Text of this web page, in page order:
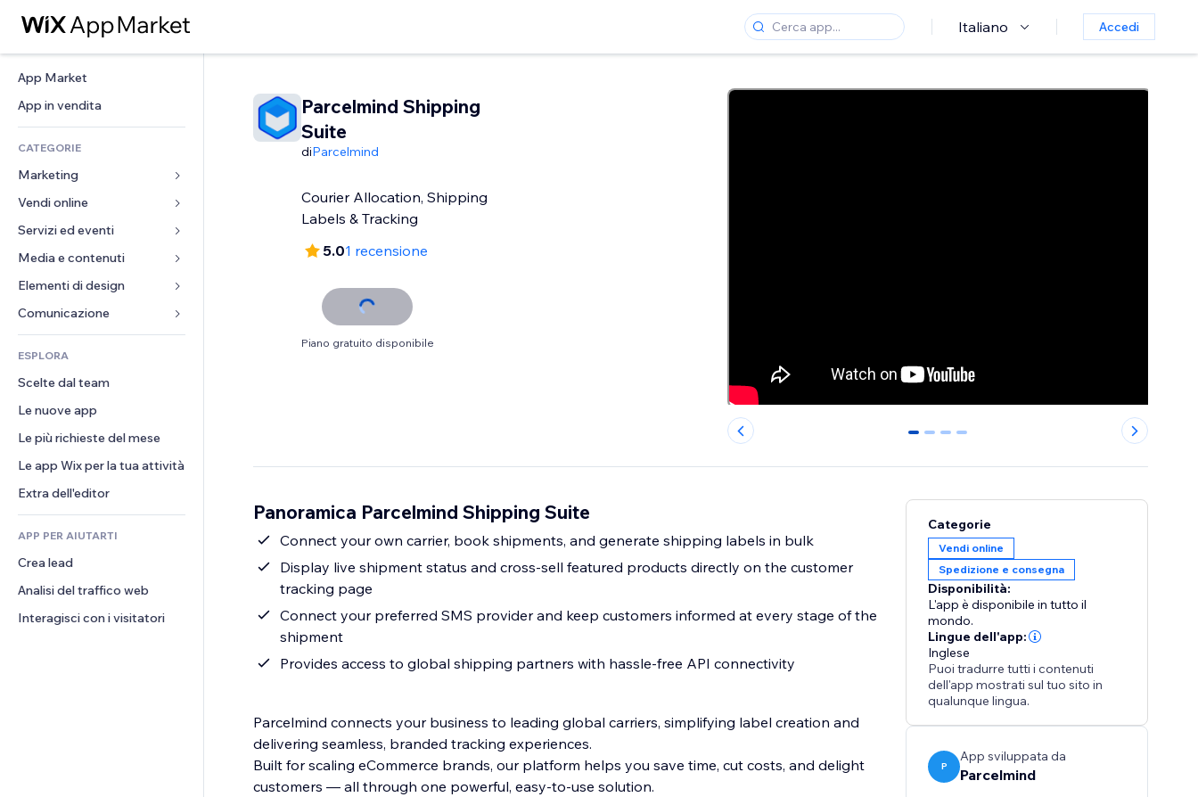
Italiano Accedi
App Market
App in vendita
CATEGORIE
Marketing
Inserzioni
Mobile
Dati analitici
Inserzioni sito
Email
Vendi online
App per Stores
Spedizione e consegna
Tasti Vendi
Amministrazione
Buoni e programmi fedeltà
Servizi ed eventi
Hotel
Eventi
Ristoranti
Immobiliare
Prenotazioni
Media e contenuti
Galleria
Musica
Podcast
Fotografia
Video
PDF
Condivisione file
Elementi di design
Mappe e navigazione
Privacy e sicurezza
Orologio
Template per pagine
Effetti immagine
Tasti e menu
Banner e badge
Calcolatrici
Cerca
Meteo
Grafici e tabelle
Moduli
Sondaggi
Chat
Commenti
Telefono
Community
Recensioni e testimonial
CRM
ESPLORA
Scelte dal team
Le nuove app
Le più richieste del mese
Le app Wix per la tua attività
Extra dell'editor
APP PER AIUTARTI
Crea lead
Analisi del traffico web
Interagisci con i visitatori
Parcelmind Shipping
Suite
diParcelmind
Courier Allocation, Shipping
Labels & Tracking
5.01 recensione
Piano gratuito disponibile
0 1 2 3
Panoramica Parcelmind Shipping Suite
Connect your own carrier, book shipments, and generate shipping labels in bulk
Display live shipment status and cross-sell featured products directly on the customer
tracking page
Connect your preferred SMS provider and keep customers informed at every stage of the
shipment
Provides access to global shipping partners with hassle-free API connectivity
Parcelmind connects your business to leading global carriers, simplifying label creation and
delivering seamless, branded tracking experiences.
Built for scaling eCommerce brands, our platform helps you save time, cut costs, and delight
customers — all through one powerful, easy-to-use solution.
Categorie
Vendi online
Spedizione e consegna
Disponibilità:
L'app è disponibile in tutto il
mondo.
Lingue dell'app:
Inglese
Puoi tradurre tutti i contenuti
dell'app mostrati sul tuo sito in
qualunque lingua.
P
App sviluppata da
Parcelmind